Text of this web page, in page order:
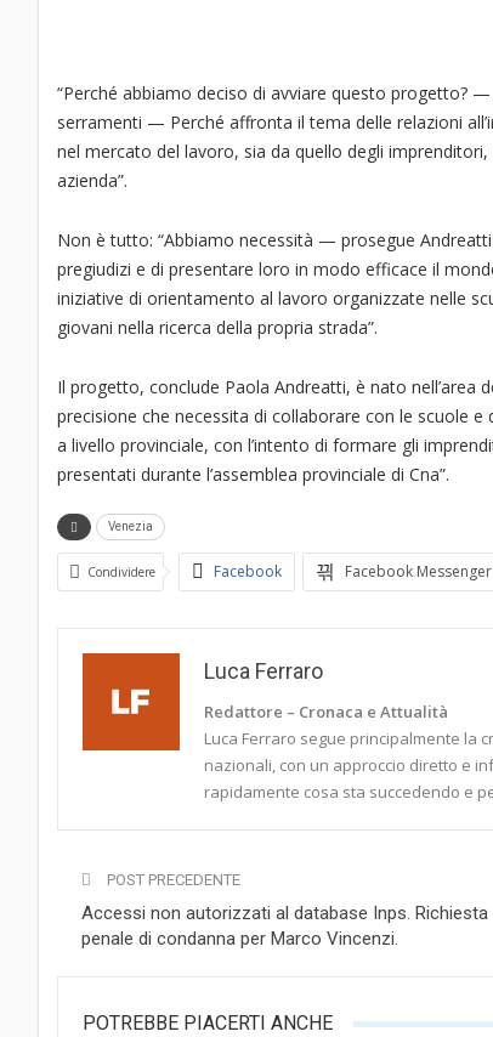
“Perché abbiamo deciso di avviare questo progetto?
serramenti — Perché affronta il tema delle relazioni
nel mercato del lavoro, sia da quello degli
azienda”.
Non è tutto: “Abbiamo necessità — prosegue
pregiudizi e di presentare loro in modo efficace il
iniziative di orientamento al lavoro organizzate nelle
giovani nella ricerca della propria strada”.
Il progetto, conclude Paola Andreatti, è nato nell’area
precisione che necessita di collaborare con le scuole
a livello provinciale, con l’intento di formare gli
presentati durante l’assemblea provinciale di Cna”.
Venezia
Condividere Facebook Facebook Messenger
Luca Ferraro
Redattore – Cronaca e Attualità
Luca Ferraro segue principalmente la
nazionali, con un approccio diretto e
rapidamente cosa sta succedendo e
POST PRECEDENTE
Accessi non autorizzati al database Inps. Richiesta
penale di condanna per Marco Vincenzi.
POTREBBE PIACERTI ANCHE